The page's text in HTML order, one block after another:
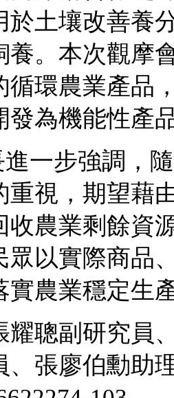
於土壤改善養
養。本次觀摩
循環農業產品
發為機能性產
步強調，隨
重視，期望藉
收農業剩餘資
眾以實際商品
實農業穩定生
耀聰副研究員
、張廖伯勳助